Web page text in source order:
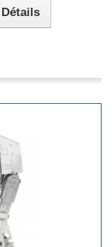
Détails